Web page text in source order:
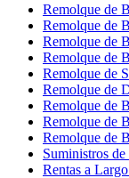
Remolque de
Remolque de
Remolque de
Remolque de
Remolque de
Remolque de
Remolque de
Remolque de
Remolque de
Suministros de
Rentas a